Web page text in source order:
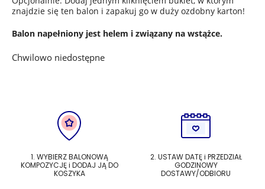
znajdzie się ten balon i zapakuj go w duży ozdobny karton!
Balon napełniony jest helem i związany na wstążce.
Chwilowo niedostępne
1. WYBIERZ BALONOWĄ
KOMPOZYCJĘ i DODAJ JĄ DO
KOSZYKA
2. USTAW DATĘ i PRZEDZIAŁ
GODZINOWY
DOSTAWY/ODBIORU